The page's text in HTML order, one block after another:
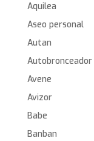
Aquilea
Aseo personal
Autan
Autobronceador
Avene
Avizor
Babe
Banban